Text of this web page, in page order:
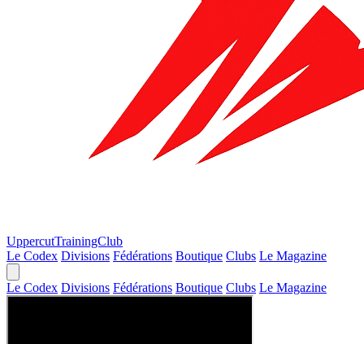
UppercutTrainingClub
Le Codex Divisions Fédérations Boutique Clubs Le Magazine
Le Codex Divisions Fédérations Boutique Clubs Le Magazine